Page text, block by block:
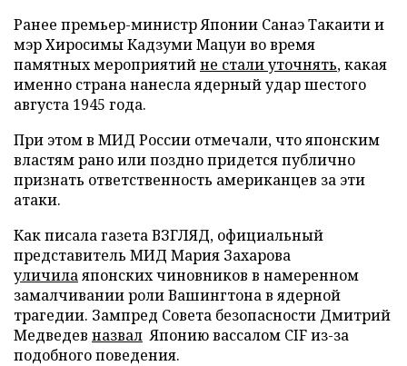
Ранее премьер-министр Японии Санаэ Такаити и
мэр Хиросимы Кадзуми Мацуи во время
памятных мероприятийне стали уточнять, какая
именно страна нанесла ядерный удар шестого
августа 1945 года.
При этом в МИД России отмечали, что японским
властям рано или поздно придется публично
признать ответственность американцев за эти
атаки.
Как писала газета ВЗГЛЯД, официальный
представитель МИД Мария Захарова
уличилаяпонских чиновников в намеренном
замалчивании роли Вашингтона в ядерной
трагедии. Зампред Совета безопасности Дмитрий
Медведев назвал Японию вассалом CIF из-за
подобного поведения.